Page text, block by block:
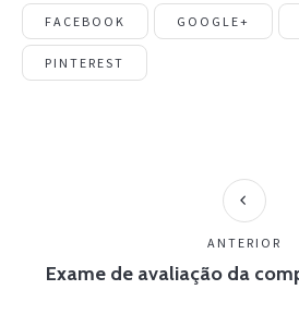
FACEBOOK GOOGLE+
PINTEREST
Exame de avaliação da
ANTERIOR